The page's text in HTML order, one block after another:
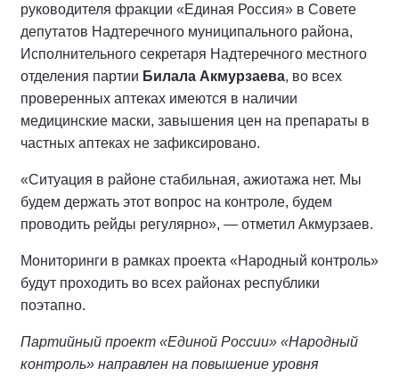
руководителя фракции «Единая Россия» в Совете
депутатов Надтеречного муниципального района,
Исполнительного секретаря Надтеречного местного
отделения партии Билала Акмурзаева, во всех
проверенных аптеках имеются в наличии
медицинские маски, завышения цен на препараты в
частных аптеках не зафиксировано.
«Ситуация в районе стабильная, ажиотажа нет. Мы
будем держать этот вопрос на контроле, будем
проводить рейды регулярно», — отметил Акмурзаев.
Мониторинги в рамках проекта «Народный контроль»
будут проходить во всех районах республики
поэтапно.
Партийный проект «Единой России» «Народный
контроль» направлен на повышение уровня